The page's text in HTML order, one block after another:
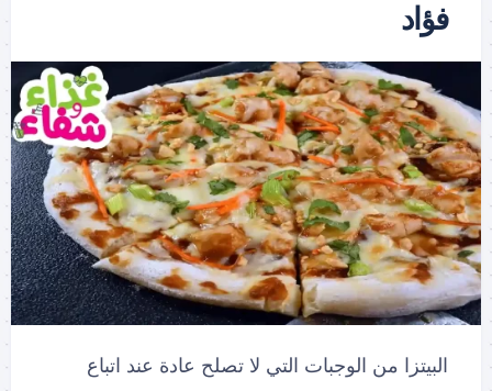
فؤاد
البيتزا من الوجبات التي لا تصلح عادة عند اتباع